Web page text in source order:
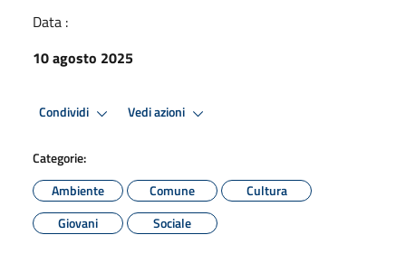
Data :
10 agosto 2025
Condividi Vedi azioni
Categorie:
Ambiente
Comune
Cultura
Giovani
Sociale